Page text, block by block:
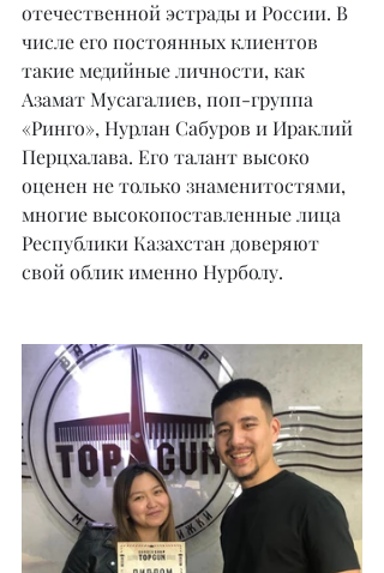
отечественной эстрады и России. В
числе его постоянных клиентов
такие медийные личности, как
Азамат Мусагалиев, поп-группа
«Ринго», Нурлан Сабуров и Ираклий
Перцхалава. Его талант высоко
оценен не только знаменитостями,
многие высокопоставленные лица
Республики Казахстан доверяют
свой облик именно Нурболу.